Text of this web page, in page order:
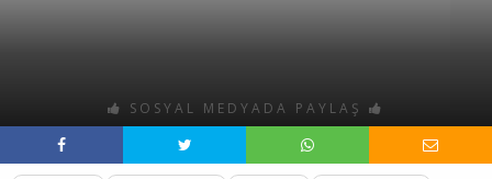
SOSYAL MEDYADA PAYLAŞ